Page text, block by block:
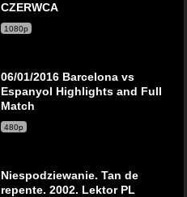
CZERWCA
1080p
06/01/2016 Barcelona vs
Espanyol Highlights and Full
Match
480p
Niespodziewanie. Tan de
repente. 2002. Lektor PL